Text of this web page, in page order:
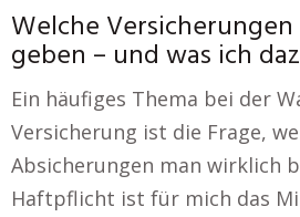
Welche
geben – und was ich
Ein häufiges Thema bei der
Versicherung ist die Frage,
Absicherungen man wirklich
Haftpflicht ist für mich das